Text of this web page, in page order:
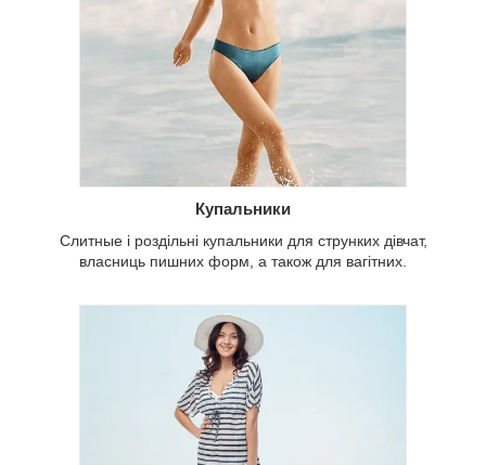
Купальники
Слитные і роздільні купальники для струнких дівчат,
власниць пишних форм, а також для вагітних.